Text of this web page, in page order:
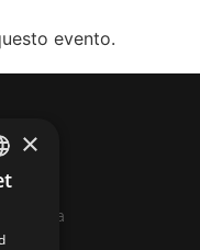
evento.
Sessa
×